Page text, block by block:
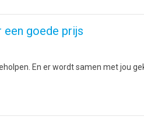
goede prijs
En er wordt samen met jou